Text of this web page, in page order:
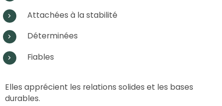
Attachées à la stabilité
Déterminées
Fiables
Elles apprécient les relations solides et les bases
durables.